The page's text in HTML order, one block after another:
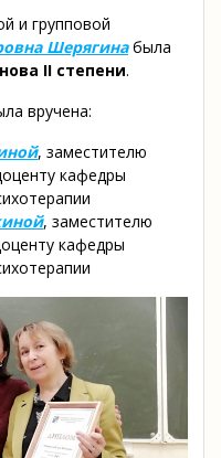
и групповой
Шерягинабыла
II степени.
вручена:
, заместителю
кафедры
, заместителю
кафедры